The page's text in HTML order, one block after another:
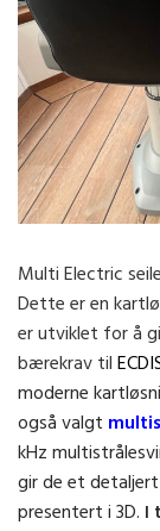
Multi Electric
Dette er en
er utviklet for å
bærekrav til
moderne
også valgt
kHz
gir de et
presentert i 3D. I